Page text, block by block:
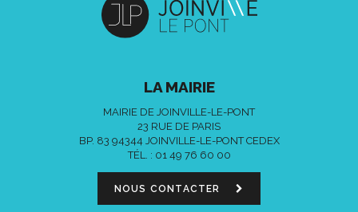
LA MAIRIE
MAIRIE DE JOINVILLE-LE-PONT
23 RUE DE PARIS
BP. 83 94344 JOINVILLE-LE-PONT CEDEX
TÉL. : 01 49 76 60 00
NOUS CONTACTER